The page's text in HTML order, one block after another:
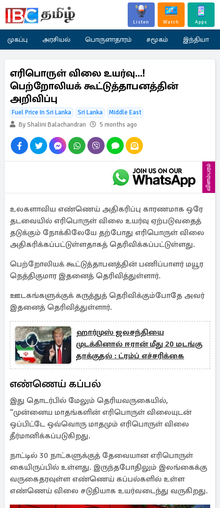
Listen Watch Apps
முகப்பு அரசியல் பொருளாதாரம் சமூகம் இந்தியா
எரிபொருள் விலை உயர்வு...!
பெற்றோலியக் கூட்டுத்தாபனத்தின்
அறிவிப்பு
Fuel Price In Sri Lanka Sri Lanka
Middle East
By Shalini Balachandran
5 months ago
விளம்பரம்
உலகளாவிய எண்ணெய் அதிகரிப்பு காரணமாக ஒரே
தடவையில் எரிபொருள் விலை உயர்வு ஏற்படுவதைத்
தடுக்கும் நோக்கிலேயே தற்போது எரிபொருள் விலை
அதிகரிக்கப்பட்டுள்ளதாகத் தெரிவிக்கப்பட்டுள்ளது.
பெற்றோலியக் கூட்டுத்தாபனத்தின் பணிப்பாளர் மயூர
நெத்திகுமார இதனைத் தெரிவித்துள்ளார்.
ஊடகங்களுக்குக் கருத்துத் தெரிவிக்கும்போதே அவர்
இதனைத் தெரிவித்துள்ளார்.
ஹார்முஸ் ஜலசந்தியை
முடக்கினால் ஈரான் மீது 20 மடங்கு
தாக்குதல் : ட்ரம்ப் எச்சரிக்கை
எண்ணெய் கப்பல்
இது தொடர்பில் மேலும் தெரியவருகையில்,
“முன்னைய மாதங்களின் எரிபொருள் விலையுடன்
ஒப்பிட்டே ஒவ்வொரு மாதமும் எரிபொருள் விலை
தீர்மானிக்கப்படுகிறது.
நாட்டில் 30 நாட்களுக்குத் தேவையான எரிபொருள்
கையிருப்பில் உள்ளது. இருந்தபோதிலும் இலங்கைக்கு
வருகைதரவுள்ள எண்ணெய் கப்பல்களில் உள்ள
எண்ணெய் விலை சடுதியாக உயர்வடைந்து வருகிறது.